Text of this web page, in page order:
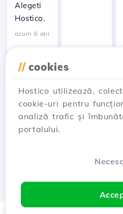
Alegeti
Hostico.
acum 6 ani
Mircea
← Prev 1 …
Showing 61
// cookies
Hostico utilizează,
cookie-uri pentru
analiză trafic și
portalului.